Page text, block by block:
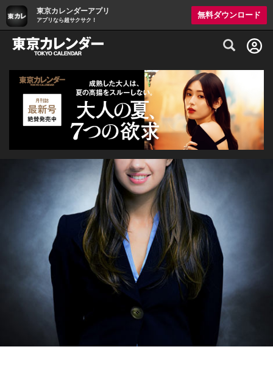
東京カレンダーアプリ
アプリなら超サクサク！
無料ダウンロード
グルメ情報・プレミアムレストラン予約